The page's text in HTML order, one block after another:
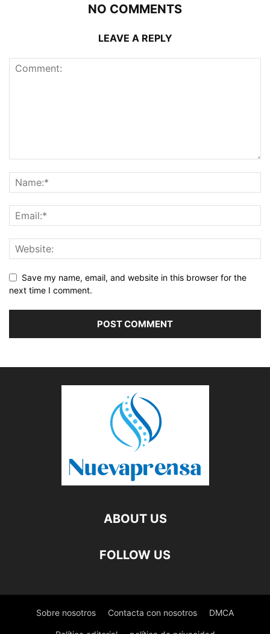
NO COMMENTS
LEAVE A REPLY
Save my name, email, and website in this browser for the
next time I comment.
ABOUT US
FOLLOW US
Sobre nosotros Contacta con nosotros DMCA